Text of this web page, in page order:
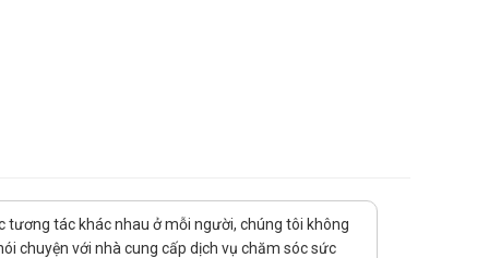
tương tác khác nhau ở mỗi người, chúng tôi không
chuyện với nhà cung cấp dịch vụ chăm sóc sức